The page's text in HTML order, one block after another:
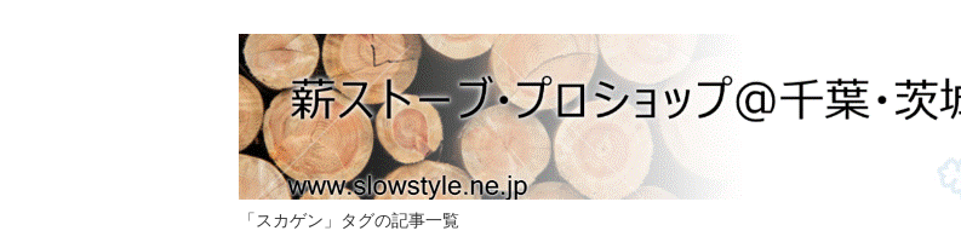
「スカゲン」タグの記事一覧